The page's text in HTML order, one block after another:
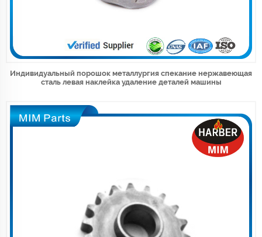
Индивидуальный порошок металлургия спекание нержавеющая
сталь левая наклейка удаление деталей машины